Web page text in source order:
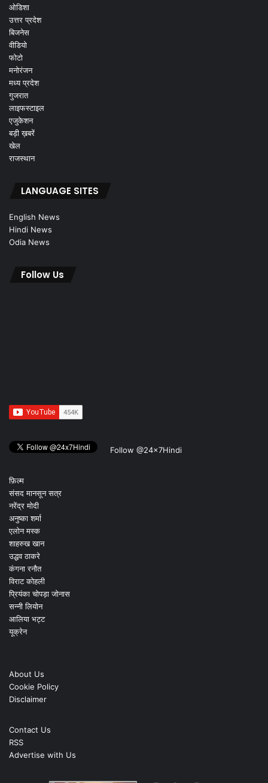
ओडिशा
उत्तर प्रदेश
बिजनेस
वीडियो
फोटो
मनोरंजन
मध्य प्रदेश
गुजरात
लाइफस्टाइल
एजुकेशन
बड़ी ख़बरें
खेल
राजस्थान
LANGUAGE SITES
English News
Hindi News
Odia News
Follow Us
Follow @24x7Hindi
फ़िल्म
संसद मानसून सत्र
नरेंद्र मोदी
अनुष्का शर्मा
एलोन मस्क
शाहरुख खान
उद्धव ठाकरे
कंगना रनौत
विराट कोहली
प्रियंका चोपड़ा जोनास
सन्नी लियोन
आलिया भट्ट
यूक्रेन
About Us
Cookie Policy
Disclaimer
Contact Us
RSS
Advertise with Us